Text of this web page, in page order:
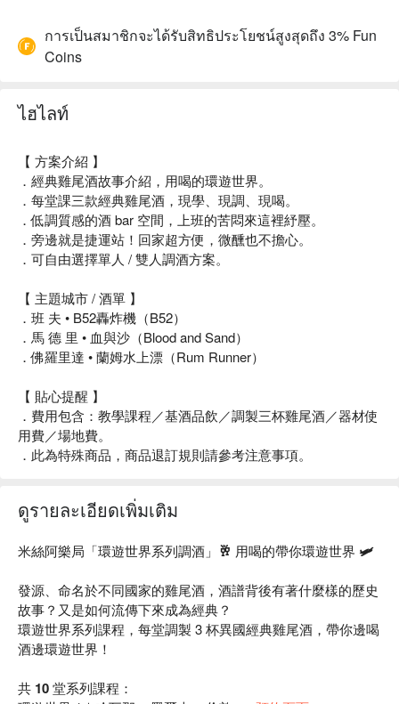
การเป็นสมาชิกจะได้รับสิทธิประโยชน์สูงสุดถึง 3% Fun
Coins
ไฮไลท์
【 方案介紹 】
．經典雞尾酒故事介紹，用喝的環遊世界。
．每堂課三款經典雞尾酒，現學、現調、現喝。
．低調質感的酒 bar 空間，上班的苦悶來這裡紓壓。
．旁邊就是捷運站！回家超方便，微醺也不擔心。
．可自由選擇單人 / 雙人調酒方案。
【 主題城市 / 酒單 】
．班 夫 • B52轟炸機（B52）
．馬 德 里 • 血與沙（Blood and Sand）
．佛羅里達 • 蘭姆水上漂（Rum Runner）
【 貼心提醒 】
．費用包含：教學課程／基酒品飲／調製三杯雞尾酒／器材使
用費／場地費。
．此為特殊商品，商品退訂規則請參考注意事項。
ดูรายละเอียดเพิ่มเติม
米絲阿樂局「環遊世界系列調酒」🥂 用喝的帶你環遊世界 🛩
發源、命名於不同國家的雞尾酒，酒譜背後有著什麼樣的歷史
故事？又是如何流傳下來成為經典？
環遊世界系列課程，每堂調製 3 杯異國經典雞尾酒，帶你邊喝
酒邊環遊世界！
共 10 堂系列課程：